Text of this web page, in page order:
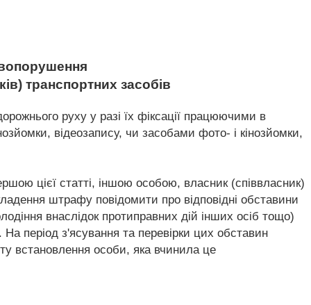
транспортних засобів
руху у разі їх фіксації працюючими в
відеозапису, чи засобами фото- і кінозйомки,
цієї статті, іншою особою, власник (співвласник)
штрафу повідомити про відповідні обставини
внаслідок протиправних дій інших осіб тощо)
період з'ясування та перевірки цих обставин
встановлення особи, яка вчинила це